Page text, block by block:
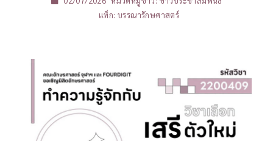
แท็ก: บรรณารักษศาสตร์